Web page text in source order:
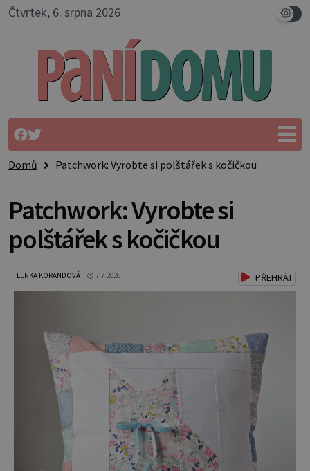
Čtvrtek, 6. srpna 2026
Domů Patchwork: Vyrobte si polštářek s kočičkou
Patchwork: Vyrobte si
polštářek s kočičkou
LENKA KORANDOVÁ 7.7.2026 PŘEHRÁT